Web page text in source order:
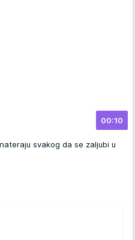
00:10
svakog da se zaljubi u